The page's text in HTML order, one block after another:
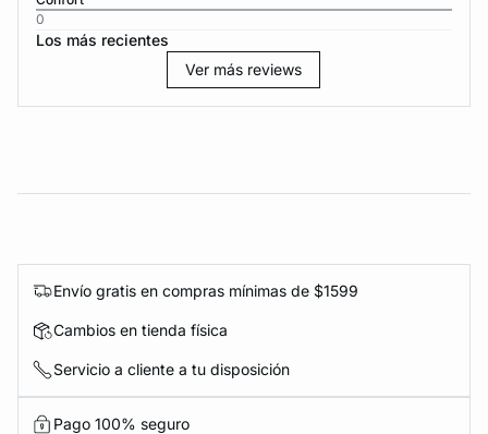
0
Los más recientes
Ver más reviews
Envío gratis en compras mínimas de $1599
Cambios en tienda física
Servicio a cliente a tu disposición
Pago 100% seguro